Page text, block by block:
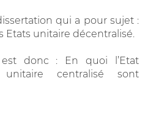
qui a pour sujet :
Etats unitaire décentralisé.
donc : En quoi l’Etat
centralisé sont